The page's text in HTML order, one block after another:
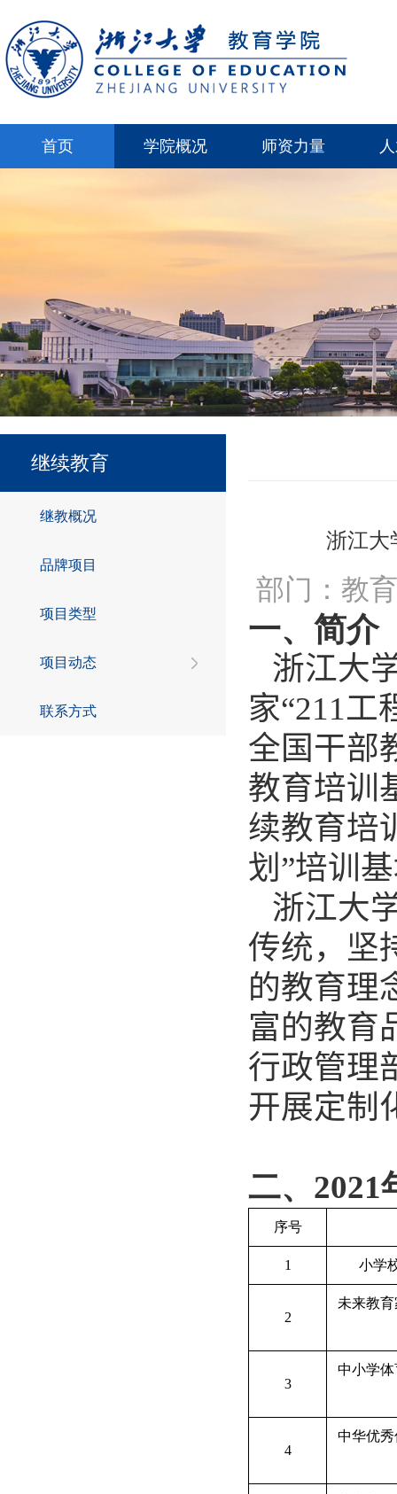
首页 学院概况 师资力量
继续教育
继教概况
品牌项目
项目类型
项目动态
联系方式
浙江大
部门：教
一、简介
浙江大
家“211工
全国干部
教育培训
续教育培
划 ”培训
浙江大
传统， 坚
的教育理
富的教育
行政管理
开展定制
二、 2021
序号
1 小学
2
未来教
3
中小学
4
中华优